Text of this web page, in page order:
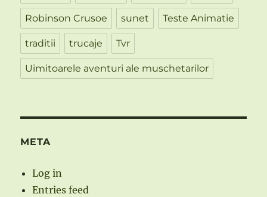
Robinson Crusoe sunet Teste Animatie
traditii trucaje Tvr
Uimitoarele aventuri ale muschetarilor
META
Log in
Entries feed